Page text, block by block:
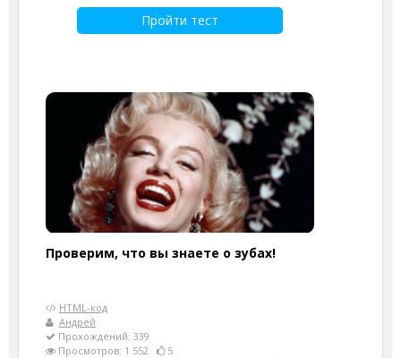
Пройти тест
Проверим, что вы знаете о зубах!
HTML-код
Андрей
Прохождений: 339
Просмотров: 1 552
5